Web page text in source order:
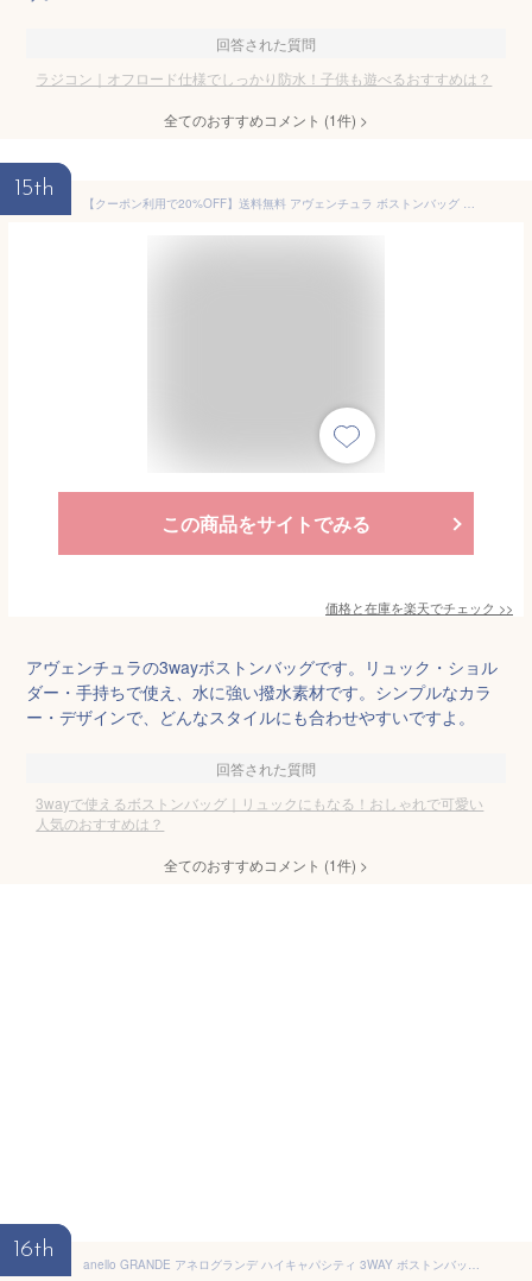
回答された質問
ラジコン｜オフロード仕様でしっかり防水！子供も遊べるおすすめは？
全てのおすすめコメント (1件) >
15th
【クーポン利用で20%OFF】送料無料 アヴェンチュラ ボストンバッグ ジム スクエア 3way ボストン リュック ショルダー 旅行 修学旅行 35L 大容量 撥水 丈夫 黒 女子 男女兼用 中学生 小学生 大人 レディース メンズ トラベル 通勤 通学 ゴルフ スポーツ 防災 ブランド
この商品をサイトでみる
価格と在庫を楽天でチェック >>
アヴェンチュラの3wayボストンバッグです。リュック・ショル
ダー・手持ちで使え、水に強い撥水素材です。シンプルなカラ
ー・デザインで、どんなスタイルにも合わせやすいですよ。
回答された質問
3wayで使えるボストンバッグ｜リュックにもなる！おしゃれで可愛い
人気のおすすめは？
全てのおすすめコメント (1件) >
16th
anello GRANDE アネログランデ ハイキャパシティ 3WAY ボストンバッグ 52L GTM0462 メンズ レディース ショルダーバッグ リュック 斜めがけ 肩掛け 手提げ 大容量 撥水 旅行 B4 2503ss